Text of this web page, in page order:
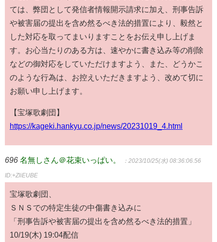
ては、弊団として発信者情報開示請求に加え、刑事告訴
や被害届の提出を含め然るべき法的措置により、毅然と
した対応を取ってまいりますことをお伝え申し上げま
す。お心当たりのある方は、速やかに書き込み等の削除
などの御対応をしていただけますよう、また、どうかこ
のような行為は、お控えいただきますよう、改めて切に
お願い申し上げます。
【宝塚歌劇団】
https://kageki.hankyu.co.jp/news/20231019_4.html
696 名無しさん＠花束いっぱい。 ：2023/10/25(水) 08:36:06.56
ID:+ZliEUBE
宝塚歌劇団、
ＳＮＳでの特定生徒の中傷書き込みに
「刑事告訴や被害届の提出を含め然るべき法的措置」
10/19(木) 19:04配信